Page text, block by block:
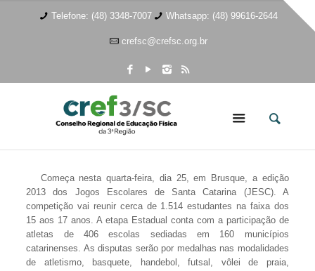
Telefone: (48) 3348-7007 Whatsapp: (48) 99616-2644
crefsc@crefsc.org.br
Começa nesta quarta-feira, dia 25, em Brusque, a edição
2013 dos Jogos Escolares de Santa Catarina (JESC). A
competição vai reunir cerca de 1.514 estudantes na faixa dos
15 aos 17 anos. A etapa Estadual conta com a participação de
atletas de 406 escolas sediadas em 160 municípios
catarinenses. As disputas serão por medalhas nas modalidades
de atletismo, basquete, handebol, futsal, vôlei de praia,